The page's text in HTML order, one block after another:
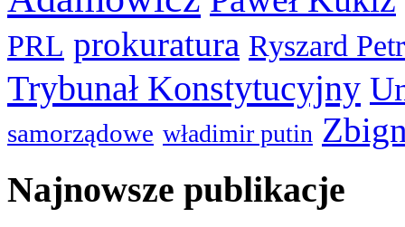
PRL prokuratura Ryszard
Trybunał Konstytucyjny
samorządowe władimir putin
Najnowsze publikacje